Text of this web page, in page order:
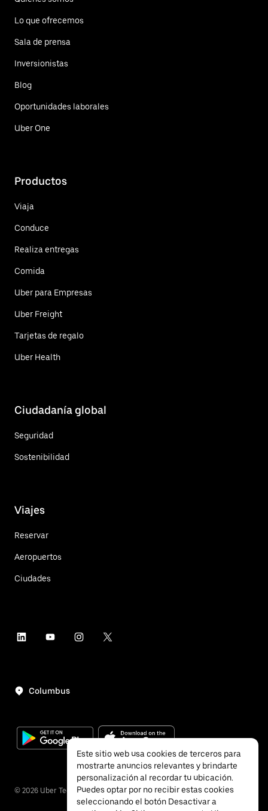
Lo que ofrecemos
Sala de prensa
Inversionistas
Blog
Oportunidades laborales
Uber One
Productos
Viaja
Conduce
Realiza entregas
Comida
Uber para Empresas
Uber Freight
Tarjetas de regalo
Uber Health
Ciudadanía global
Seguridad
Sostenibilidad
Viajes
Reservar
Aeropuertos
Ciudades
Columbus
© 2026 Uber Technologies, Inc.
Este sitio web usa cookies de terceros para
mostrarte anuncios relevantes y brindarte
personalización al recordar tu ubicación.
Puedes optar por no recibir estas cookies
seleccionando el botón Desactivar a